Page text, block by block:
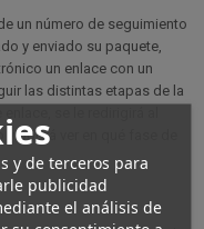
y de terceros para
publicidad
el análisis de
un número de seguimiento
y enviado su paquete,
un enlace con un
las distintas etapas de la
podrá ver en qué fase de